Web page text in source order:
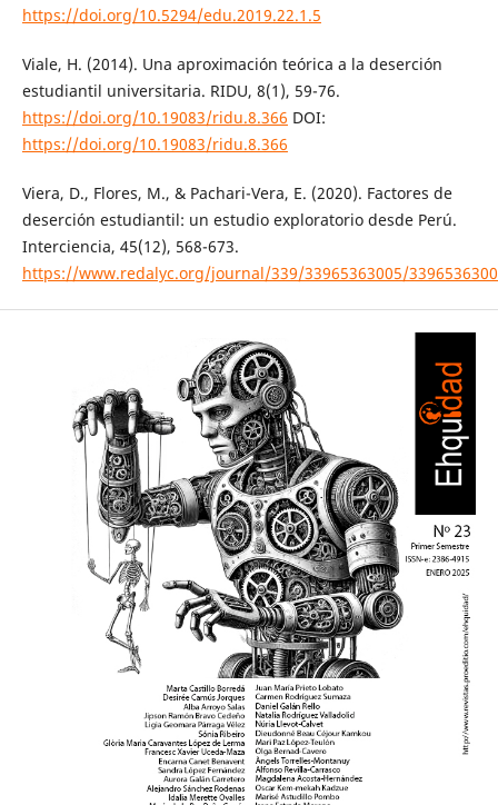
https://doi.org/10.5294/edu.2019.22.1.5
Viale, H. (2014). Una aproximación teórica a la deserción
estudiantil universitaria. RIDU, 8(1), 59-76.
https://doi.org/10.19083/ridu.8.366 DOI:
https://doi.org/10.19083/ridu.8.366
Viera, D., Flores, M., & Pachari-Vera, E. (2020). Factores de
deserción estudiantil: un estudio exploratorio desde Perú.
Interciencia, 45(12), 568-673.
https://www.redalyc.org/journal/339/33965363005/